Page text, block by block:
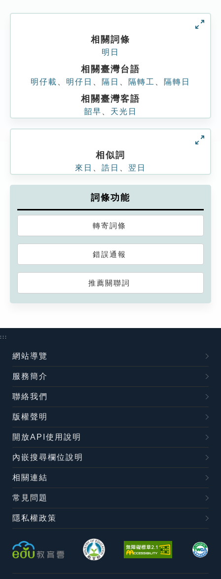
相關詞條
明日
相關臺灣台語
明仔載 明仔日 隔日 隔轉工 隔轉日
相關臺灣客語
韶早 天光日
相似詞
來日 誥日 翌日
詞條功能
轉寄詞條
錯誤通報
推薦關聯詞
:::
網站導覽
服務簡介
聯絡我們
版權聲明
開放API使用說明
內嵌搜尋欄位說明
相關連結
常見問題
隱私權政策